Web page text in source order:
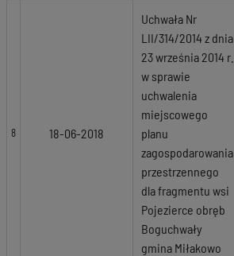
8 18-06-2018
Uchwała Nr
LII/314/2014 z dnia
23 września 2014 r.
w sprawie
uchwalenia
miejscowego
planu
zagospodarowania
przestrzennego
dla fragmentu wsi
Pojezierce obręb
Boguchwały
gmina Miłakowo